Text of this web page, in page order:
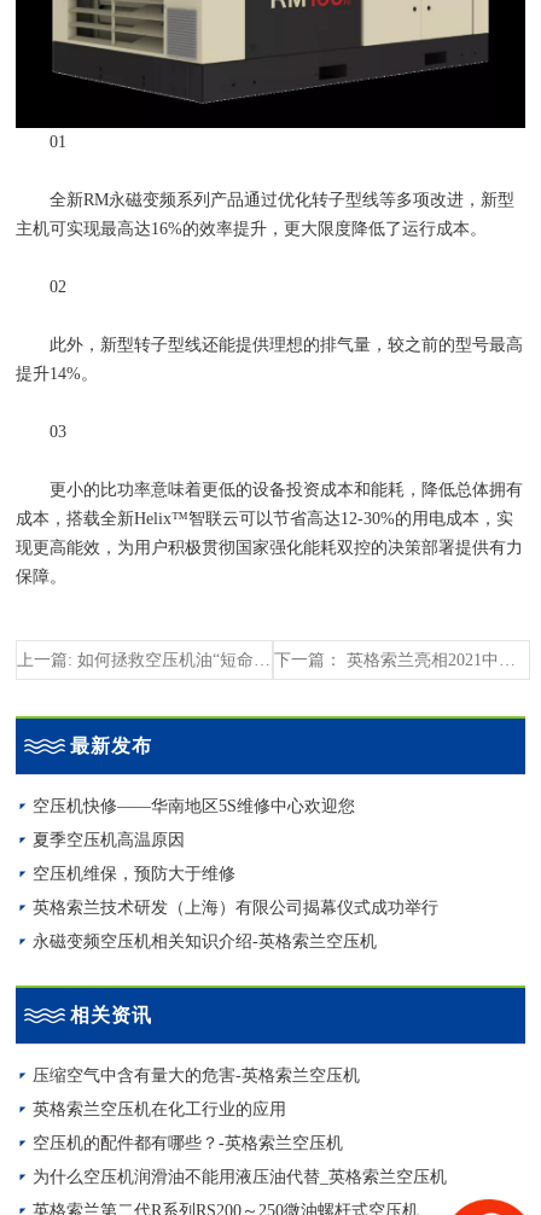
01
全新RM永磁变频系列产品通过优化转子型线等多项改进，新型
主机可实现最高达16%的效率提升，更大限度降低了运行成本。
02
此外，新型转子型线还能提供理想的排气量，较之前的型号最高
提升14%。
03
更小的比功率意味着更低的设备投资成本和能耗，降低总体拥有
成本，搭载全新Helix™智联云可以节省高达12-30%的用电成本，实
现更高能效，为用户积极贯彻国家强化能耗双控的决策部署提供有力
保障。
最新发布
空压机快修——华南地区5S维修中心欢迎您
夏季空压机高温原因
空压机维保，预防大于维修
英格索兰技术研发（上海）有限公司揭幕仪式成功举行
永磁变频空压机相关知识介绍-英格索兰空压机
相关资讯
压缩空气中含有量大的危害-英格索兰空压机
英格索兰空压机在化工行业的应用
空压机的配件都有哪些？-英格索兰空压机
为什么空压机润滑油不能用液压油代替_英格索兰空压机
英格索兰第二代R系列RS200～250微油螺杆式空压机